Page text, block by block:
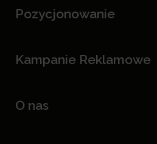
Pozycjonowanie
Kampanie Reklamowe
O nas